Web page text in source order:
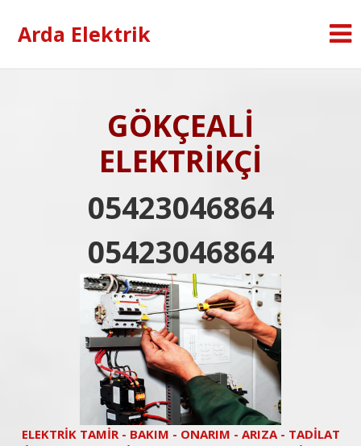
Arda Elektrik
GÖKÇEALİ
ELEKTRİKÇİ
05423046864
05423046864
ELEKTRİK TAMİR - BAKIM - ONARIM - ARIZA - TADİLAT